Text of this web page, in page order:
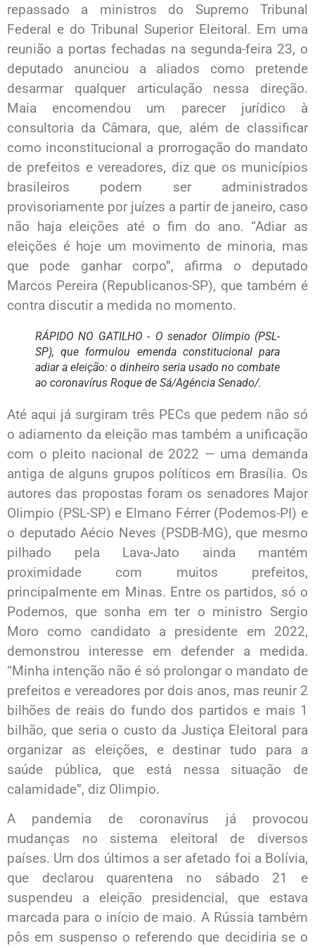
repassado a ministros do Supremo Tribunal
Federal e do Tribunal Superior Eleitoral. Em uma
reunião a portas fechadas na segunda-feira 23, o
deputado anunciou a aliados como pretende
desarmar qualquer articulação nessa direção.
Maia encomendou um parecer jurídico à
consultoria da Câmara, que, além de classificar
como inconstitucional a prorrogação do mandato
de prefeitos e vereadores, diz que os municípios
brasileiros podem ser administrados
provisoriamente por juízes a partir de janeiro, caso
não haja eleições até o fim do ano. “Adiar as
eleições é hoje um movimento de minoria, mas
que pode ganhar corpo”, afirma o deputado
Marcos Pereira (Republicanos-SP), que também é
contra discutir a medida no momento.
RÁPIDO NO GATILHO - O senador Olimpio (PSL-
SP), que formulou emenda constitucional para
adiar a eleição: o dinheiro seria usado no combate
ao coronavírus Roque de Sá/Agência Senado/.
Até aqui já surgiram três PECs que pedem não só
o adiamento da eleição mas também a unificação
com o pleito nacional de 2022 — uma demanda
antiga de alguns grupos políticos em Brasília. Os
autores das propostas foram os senadores Major
Olimpio (PSL-SP) e Elmano Férrer (Podemos-PI) e
o deputado Aécio Neves (PSDB-MG), que mesmo
pilhado pela Lava-Jato ainda mantém
proximidade com muitos prefeitos,
principalmente em Minas. Entre os partidos, só o
Podemos, que sonha em ter o ministro Sergio
Moro como candidato a presidente em 2022,
demonstrou interesse em defender a medida.
“Minha intenção não é só prolongar o mandato de
prefeitos e vereadores por dois anos, mas reunir 2
bilhões de reais do fundo dos partidos e mais 1
bilhão, que seria o custo da Justiça Eleitoral para
organizar as eleições, e destinar tudo para a
saúde pública, que está nessa situação de
calamidade”, diz Olimpio.
A pandemia de coronavírus já provocou
mudanças no sistema eleitoral de diversos
países. Um dos últimos a ser afetado foi a Bolívia,
que declarou quarentena no sábado 21 e
suspendeu a eleição presidencial, que estava
marcada para o início de maio. A Rússia também
pôs em suspenso o referendo que decidiria se o